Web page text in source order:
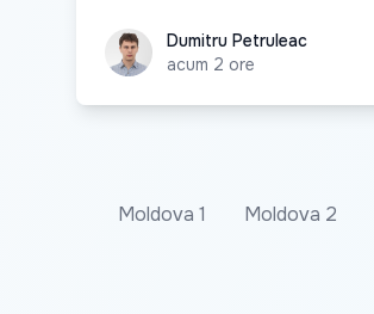
Dumitru Petruleac
Dumitru Petruleac
acum 2 ore
Moldova 1 Moldova 2